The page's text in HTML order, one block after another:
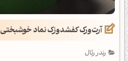
آرت‌ورک کفشدوزک نماد خوشبختی
رندر رئال